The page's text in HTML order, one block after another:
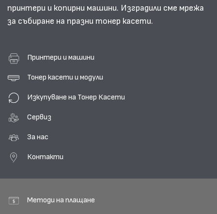
принтери и копирни машини. Изградили сме мрежа
за събиране на празни тонер касети.
Принтери и машини
Тонер касети и модули
Изкупуване на Тонер Касети
Сервиз
За нас
Контакти
Методи на плащане